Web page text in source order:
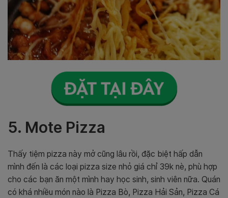
5. Mote Pizza
Thấy tiệm pizza này mở cũng lâu rồi, đặc biệt hấp dẫn
mình đến là các loại pizza size nhỏ giá chỉ 39k nè, phù hợp
cho các bạn ăn một mình hay học sinh, sinh viên nữa. Quán
có khá nhiều món nào là Pizza Bò, Pizza Hải Sản, Pizza Cá